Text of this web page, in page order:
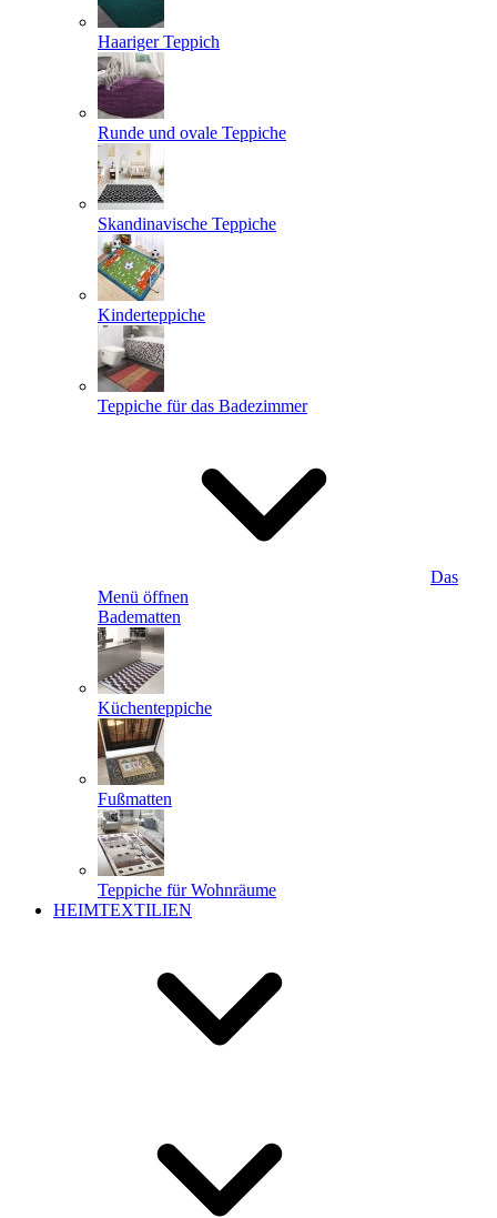
Haariger Teppich
Runde und ovale Teppiche
Skandinavische Teppiche
Kinderteppiche
Teppiche für das Badezimmer
Das
Menü öffnen
Badematten
Küchenteppiche
Fußmatten
Teppiche für Wohnräume
HEIMTEXTILIEN